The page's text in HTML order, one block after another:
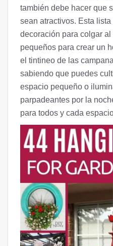
también debe hacer que
sean atractivos. Esta
decoración para colgar
pequeños para crear un
el tintineo de las
sabiendo que puedes
espacio pequeño o
parpadeantes por la
para todos y cada